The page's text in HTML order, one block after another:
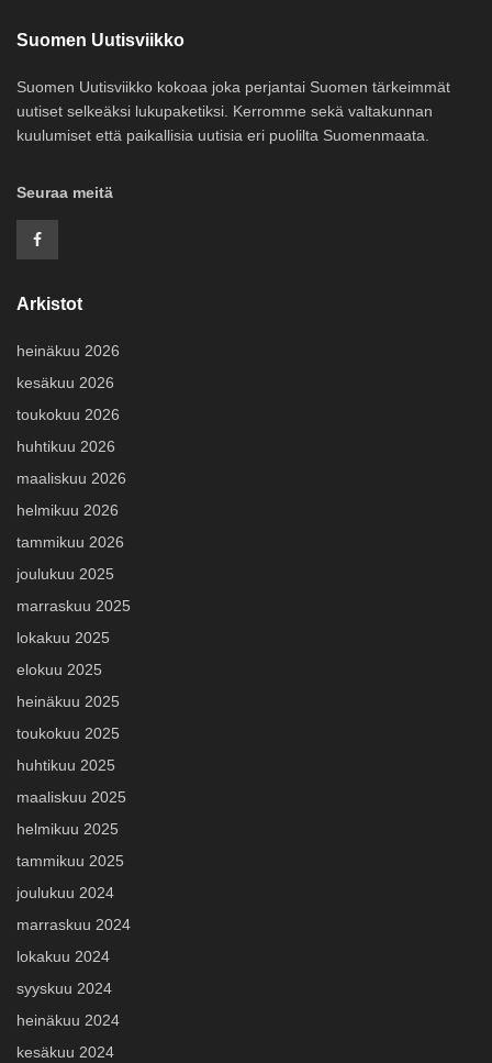
Suomen Uutisviikko
Suomen Uutisviikko kokoaa joka perjantai Suomen tärkeimmät
uutiset selkeäksi lukupaketiksi. Kerromme sekä valtakunnan
kuulumiset että paikallisia uutisia eri puolilta Suomenmaata.
Seuraa meitä
Arkistot
heinäkuu 2026
kesäkuu 2026
toukokuu 2026
huhtikuu 2026
maaliskuu 2026
helmikuu 2026
tammikuu 2026
joulukuu 2025
marraskuu 2025
lokakuu 2025
elokuu 2025
heinäkuu 2025
toukokuu 2025
huhtikuu 2025
maaliskuu 2025
helmikuu 2025
tammikuu 2025
joulukuu 2024
marraskuu 2024
lokakuu 2024
syyskuu 2024
heinäkuu 2024
kesäkuu 2024